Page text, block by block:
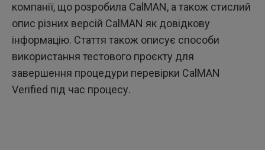
компанії, що розробила CalMAN, а також стислий
опис різних версій CalMAN як довідкову
інформацію. Стаття також описує способи
використання тестового проєкту для
завершення процедури перевірки CalMAN
Verified під час процесу.